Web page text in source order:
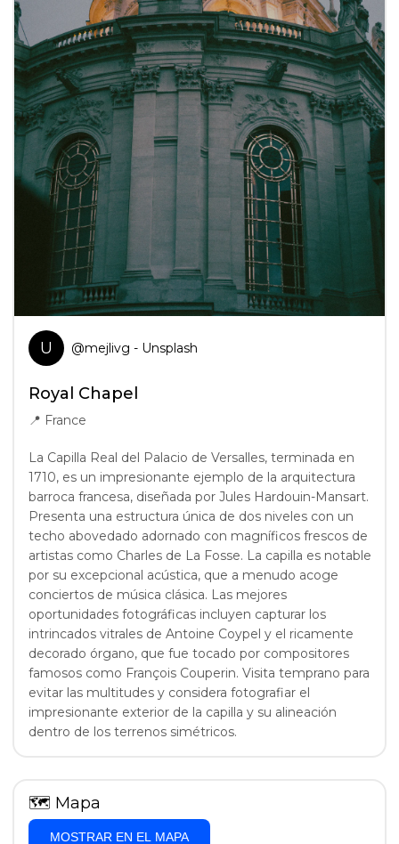
U @mejlivg - Unsplash
Royal Chapel
📍 France
La Capilla Real del Palacio de Versalles, terminada en
1710, es un impresionante ejemplo de la arquitectura
barroca francesa, diseñada por Jules Hardouin-Mansart.
Presenta una estructura única de dos niveles con un
techo abovedado adornado con magníficos frescos de
artistas como Charles de La Fosse. La capilla es notable
por su excepcional acústica, que a menudo acoge
conciertos de música clásica. Las mejores
oportunidades fotográficas incluyen capturar los
intrincados vitrales de Antoine Coypel y el ricamente
decorado órgano, que fue tocado por compositores
famosos como François Couperin. Visita temprano para
evitar las multitudes y considera fotografiar el
impresionante exterior de la capilla y su alineación
dentro de los terrenos simétricos.
🗺 Mapa
MOSTRAR EN EL MAPA